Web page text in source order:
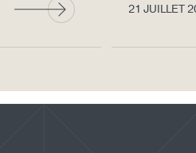
21 JUILLET